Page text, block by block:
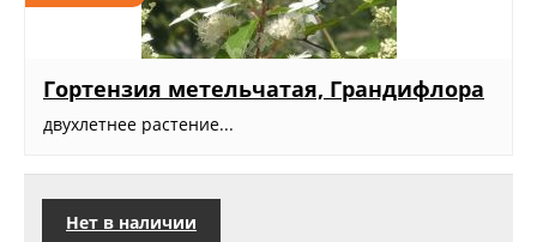
Гортензия метельчатая, Грандифлора
двухлетнее растение...
Нет в наличии